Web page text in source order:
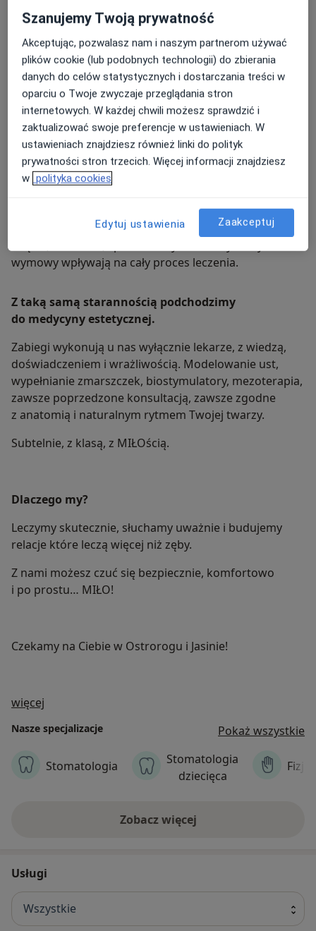
Leczymy zęby precyzyjnie i bezboleśnie!
Oferujemy endodoncję mikroskopową, nowoczesną
stomatologię zachowawczą (leczenie próchnicy
i anatomiczne odbudowy) oraz stomatologię
estetyczną od bondingu, przez flow injection,
po licówki, które subtelnie podkreślają uśmiech.
Dbamy też o profilaktykę, pakiety higienizacyjne,
wybielanie i pełną opiekę nad dziećmi, zawsze
z bajkową atmosferą, cierpliwością i nagrodą.
stomatologiczne także poprzez fizjoterapię
stomatologiczną i logopedię, bo wiemy, że napięcia
wymowy wpływają na cały proces leczenia.
Z taką samą starannością podchodzimy
do medycyny estetycznej.
Zabiegi wykonują u nas wyłącznie lekarze, z wiedzą,
doświadczeniem i wrażliwością. Modelowanie ust,
wypełnianie zmarszczek, biostymulatory, mezoterapia,
zawsze poprzedzone konsultacją, zawsze zgodne
z anatomią i naturalnym rytmem Twojej twarzy.
Subtelnie, z klasą, z MIŁOścią.
Dlaczego my?
Leczymy skutecznie, słuchamy uważnie i budujemy
relacje które leczą więcej niż zęby.
Z nami możesz czuć się bezpiecznie, komfortowo
i po prostu… MIŁO!
Czekamy na Ciebie w Ostrorogu i Jasinie!
więcej
Nasze specjalizacje Pokaż wszystkie
Stomatologia
Stomatologia
dziecięca
Zobacz więcej
Usługi
Wszystkie
Szanujemy Twoją prywatność
Akceptując, pozwalasz nam i naszym partnerom używać
plików cookie (lub podobnych technologii) do zbierania
danych do celów statystycznych i dostarczania treści w
oparciu o Twoje zwyczaje przeglądania stron
internetowych. W każdej chwili możesz sprawdzić i
zaktualizować swoje preferencje w ustawieniach. W
ustawieniach znajdziesz również linki do polityk
prywatności stron trzecich. Więcej informacji znajdziesz
w polityka cookies
Edytuj ustawienia Zaakceptuj